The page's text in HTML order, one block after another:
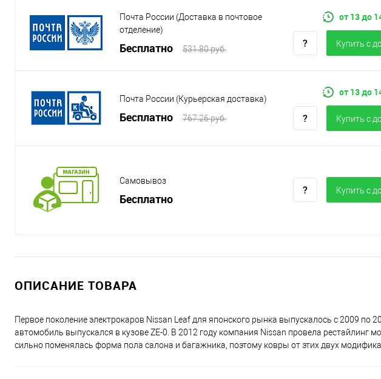
Почта России (Доставка в почтовое
отделение)
Бесплатно 531.80 руб.
от 13 до
Купить c
Почта России (Курьерская доставка)
Бесплатно 767.26 руб.
от 13 до
Купить c
Самовывоз
Бесплатно
Купить c
ОПИСАНИЕ ТОВАРА
Первое поколение электрокаров Nissan Leaf для японского рынка выпускалось с 2009 по
автомобиль выпускался в кузове ZE-0. В 2012 году компания Nissan провела рестайлинг
сильно поменялась форма пола салона и багажника, поэтому ковры от этих двух